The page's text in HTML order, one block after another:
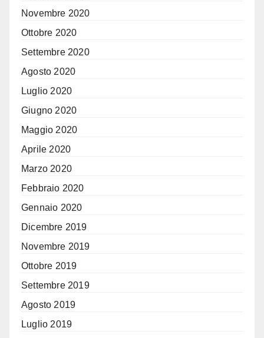
Novembre 2020
Ottobre 2020
Settembre 2020
Agosto 2020
Luglio 2020
Giugno 2020
Maggio 2020
Aprile 2020
Marzo 2020
Febbraio 2020
Gennaio 2020
Dicembre 2019
Novembre 2019
Ottobre 2019
Settembre 2019
Agosto 2019
Luglio 2019